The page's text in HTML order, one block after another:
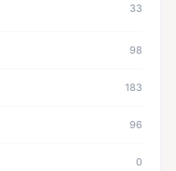
33
98
183
96
0